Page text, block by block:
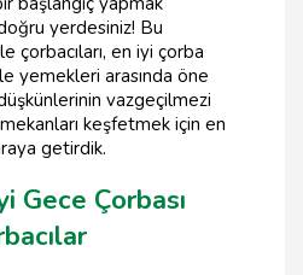
yerdesiniz! Bu
çorbacıları, en iyi çorba
yemekleri arasında öne
vazgeçilmezi
keşfetmek için en
getirdik.
Gece Çorbası